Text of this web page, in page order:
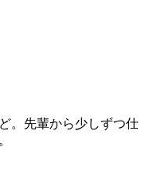
。先輩から少しずつ仕